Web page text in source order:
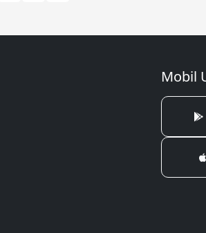
Mobil